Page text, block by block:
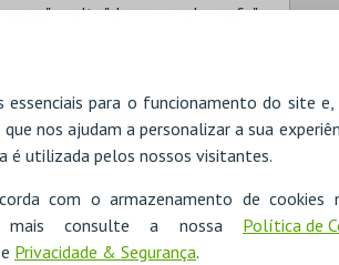
para o funcionamento do site
nos ajudam a personalizar a sua
é utilizada pelos nossos visitantes.
com o armazenamento de cookies
mais consulte a nossa Política de
e Privacidade & Segurança.
alt="clean and safe"
HOTEL ALUGAR VIATURA